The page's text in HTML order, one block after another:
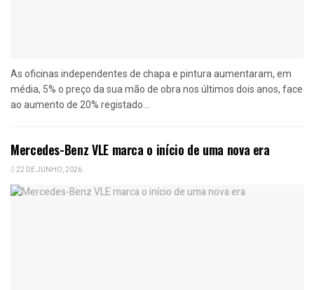
As oficinas independentes de chapa e pintura aumentaram, em
média, 5% o preço da sua mão de obra nos últimos dois anos, face
ao aumento de 20% registado...
Mercedes-Benz VLE marca o início de uma nova era
22 DE JUNHO, 2026